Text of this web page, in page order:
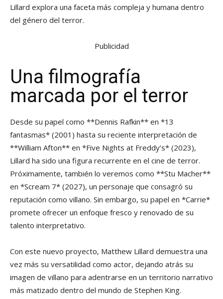
Lillard explora una faceta más compleja y humana dentro
del género del terror.
Publicidad
Una filmografía
marcada por el terror
Desde su papel como **Dennis Rafkin** en *13
fantasmas* (2001) hasta su reciente interpretación de
**William Afton** en *Five Nights at Freddy’s* (2023),
Lillard ha sido una figura recurrente en el cine de terror.
Próximamente, también lo veremos como **Stu Macher**
en *Scream 7* (2027), un personaje que consagró su
reputación como villano. Sin embargo, su papel en *Carrie*
promete ofrecer un enfoque fresco y renovado de su
talento interpretativo.
Con este nuevo proyecto, Matthew Lillard demuestra una
vez más su versatilidad como actor, dejando atrás su
imagen de villano para adentrarse en un territorio narrativo
más matizado dentro del mundo de Stephen King.